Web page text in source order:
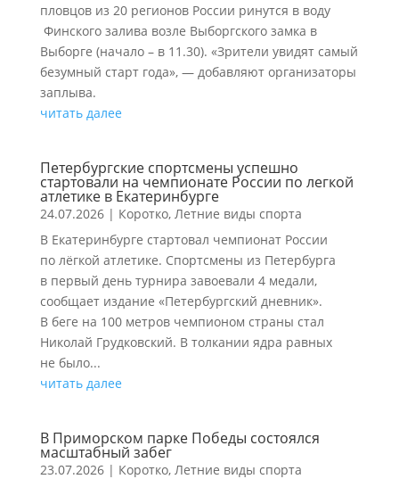
пловцов из 20 регионов России ринутся в воду
Финского залива возле Выборгского замка в
Выборге (начало – в 11.30). «Зрители увидят самый
безумный старт года», — добавляют организаторы
заплыва.
читать далее
Петербургские спортсмены успешно
стартовали на чемпионате России по легкой
атлетике в Екатеринбурге
24.07.2026| Коротко, Летние виды спорта
В Екатеринбурге стартовал чемпионат России
по лёгкой атлетике. Спортсмены из Петербурга
в первый день турнира завоевали 4 медали,
сообщает издание «Петербургский дневник».
В беге на 100 метров чемпионом страны стал
Николай Грудковский. В толкании ядра равных
не было...
читать далее
В Приморском парке Победы состоялся
масштабный забег
23.07.2026| Коротко, Летние виды спорта